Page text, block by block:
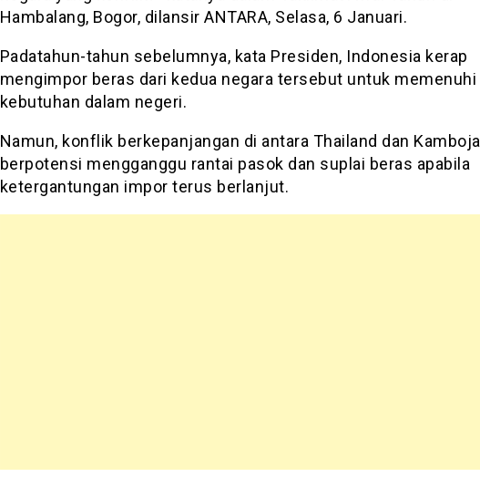
Hambalang, Bogor, dilansir ANTARA, Selasa, 6 Januari.
Padatahun-tahun sebelumnya, kata Presiden, Indonesia kerap
mengimpor beras dari kedua negara tersebut untuk memenuhi
kebutuhan dalam negeri.
Namun, konflik berkepanjangan di antara Thailand dan Kamboja
berpotensi mengganggu rantai pasok dan suplai beras apabila
ketergantungan impor terus berlanjut.